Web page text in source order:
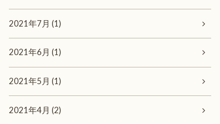
2021年7月 (1)
2021年6月 (1)
2021年5月 (1)
2021年4月 (2)